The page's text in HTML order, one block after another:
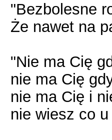
"Bezbolesne
Że nawet na
"Nie ma Cię
nie ma Cię
nie ma Cię i
nie wiesz co